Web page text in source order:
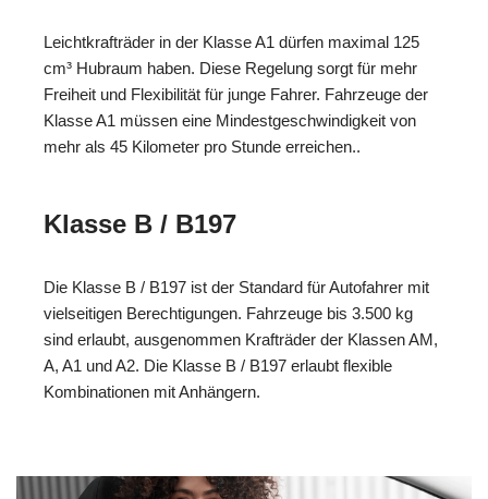
Leichtkrafträder in der Klasse A1 dürfen maximal 125
cm³ Hubraum haben. Diese Regelung sorgt für mehr
Freiheit und Flexibilität für junge Fahrer. Fahrzeuge der
Klasse A1 müssen eine Mindestgeschwindigkeit von
mehr als 45 Kilometer pro Stunde erreichen..
Klasse B / B197
Die Klasse B / B197 ist der Standard für Autofahrer mit
vielseitigen Berechtigungen. Fahrzeuge bis 3.500 kg
sind erlaubt, ausgenommen Krafträder der Klassen AM,
A, A1 und A2. Die Klasse B / B197 erlaubt flexible
Kombinationen mit Anhängern.